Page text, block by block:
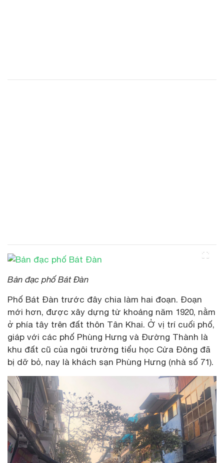
Bản đạc phố Bát Đàn
Phố Bát Đàn trước đây chia làm hai đoạn. Đoạn
mới hơn, được xây dựng từ khoảng năm 1920, nằm
ở phía tây trên đất thôn Tân Khai. Ở vị trí cuối phố,
giáp với các phố Phùng Hưng và Đường Thành là
khu đất cũ của ngôi trường tiểu học Cửa Đông đã
bị dỡ bỏ, nay là khách sạn Phùng Hưng (nhà số 71).